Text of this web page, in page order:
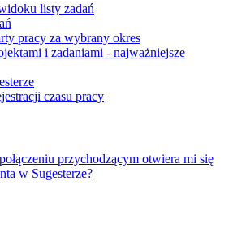
listy zadań
pracy za wybrany okres
i zadaniami - najważniejsze
czasu pracy
przychodzącym otwiera mi się
w Sugesterze?